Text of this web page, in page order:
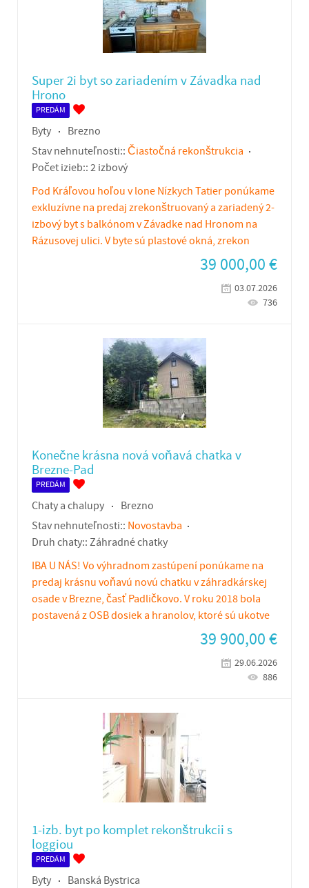
Super 2i byt so zariadením v Závadka nad
Hrono
PREDÁM
Byty
Brezno
Stav nehnuteľnosti:: Čiastočná rekonštrukcia
Počet izieb:: 2 izbový
Pod Kráľovou hoľou v lone Nízkych Tatier ponúkame
exkluzívne na predaj zrekonštruovaný a zariadený 2-
izbový byt s balkónom v Závadke nad Hronom na
Rázusovej ulici. V byte sú plastové okná, zrekon
39 000,00€
03.07.2026
736
Konečne krásna nová voňavá chatka v
Brezne-Pad
PREDÁM
Chaty a chalupy
Brezno
Stav nehnuteľnosti:: Novostavba
Druh chaty:: Záhradné chatky
IBA U NÁS! Vo výhradnom zastúpení ponúkame na
predaj krásnu voňavú novú chatku v záhradkárskej
osade v Brezne, časť Padličkovo. V roku 2018 bola
postavená z OSB dosiek a hranolov, ktoré sú ukotve
39 900,00€
29.06.2026
886
1-izb. byt po komplet rekonštrukcii s
loggiou
PREDÁM
Byty
Banská Bystrica